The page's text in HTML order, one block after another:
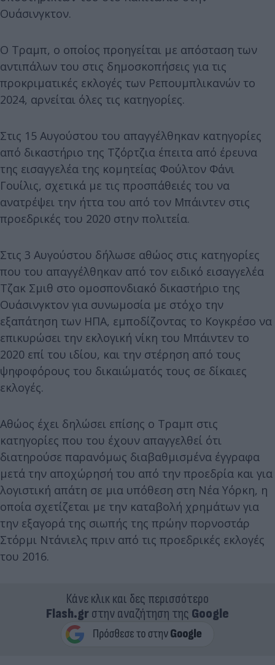
Ουάσινγκτον.
Ο Τραμπ, ο οποίος προηγείται με απόσταση των
αντιπάλων του στις δημοσκοπήσεις για τις
προκριματικές εκλογές των Ρεπουμπλικανών το
2024, αρνείται όλες τις κατηγορίες.
Στις 15 Αυγούστου του απαγγέλθηκαν κατηγορίες
από δικαστήριο της Τζόρτζια έπειτα από έρευνα
της εισαγγελέα της κομητείας Φούλτον Φάνι
Γουίλις, σχετικά με τις προσπάθειές του να
ανατρέψει την ήττα του από τον Μπάιντεν στις
προεδρικές του 2020 στην πολιτεία.
Στις 3 Αυγούστου δήλωσε αθώος στις κατηγορίες
που του απαγγέλθηκαν από τον ειδικό εισαγγελέα
Τζακ Σμιθ στο ομοσπονδιακό δικαστήριο της
Ουάσινγκτον για συνωμοσία με στόχο την
εξαπάτηση των ΗΠΑ, εμποδίζοντας το Κογκρέσο να
επικυρώσει την εκλογική νίκη του Μπάιντεν το
2020 επί του ιδίου, και την στέρηση από τους
ψηφοφόρους του δικαιώματός τους σε δίκαιες
εκλογές.
Αθώος έχει δηλώσει επίσης ο Τραμπ στις
κατηγορίες που του έχουν απαγγελθεί ότι
διατηρούσε παρανόμως διαβαθμισμένα έγγραφα
μετά την αποχώρησή του από την προεδρία και για
λογιστική απάτη σε μια υπόθεση στη Νέα Υόρκη, η
οποία σχετίζεται με την καταβολή χρημάτων για
την εξαγορά της σιωπής της πρώην πορνοστάρ
Στόρμι Ντάνιελς πριν από τις προεδρικές εκλογές
του 2016.
Κάνε κλικ και δες περισσότερο
Flash.grστην αναζήτηση της Google